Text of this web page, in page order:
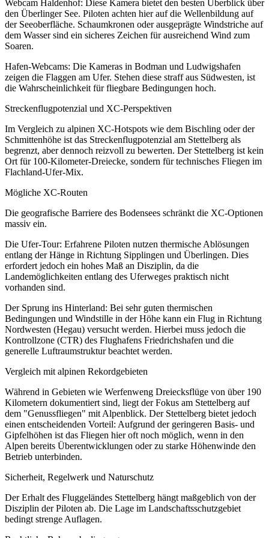
Webcam Haldenhof: Diese Kamera bietet den besten Überblick über
den Überlinger See. Piloten achten hier auf die Wellenbildung auf
der Seeoberfläche. Schaumkronen oder ausgeprägte Windstriche auf
dem Wasser sind ein sicheres Zeichen für ausreichend Wind zum
Soaren.
Hafen-Webcams: Die Kameras in Bodman und Ludwigshafen
zeigen die Flaggen am Ufer. Stehen diese straff aus Südwesten, ist
die Wahrscheinlichkeit für fliegbare Bedingungen hoch.
Streckenflugpotenzial und XC-Perspektiven
Im Vergleich zu alpinen XC-Hotspots wie dem Bischling oder der
Schmittenhöhe ist das Streckenflugpotenzial am Stettelberg als
begrenzt, aber dennoch reizvoll zu bewerten. Der Stettelberg ist kein
Ort für 100-Kilometer-Dreiecke, sondern für technisches Fliegen im
Flachland-Ufer-Mix.
Mögliche XC-Routen
Die geografische Barriere des Bodensees schränkt die XC-Optionen
massiv ein.
Die Ufer-Tour: Erfahrene Piloten nutzen thermische Ablösungen
entlang der Hänge in Richtung Sipplingen und Überlingen. Dies
erfordert jedoch ein hohes Maß an Disziplin, da die
Landemöglichkeiten entlang des Uferweges praktisch nicht
vorhanden sind.
Der Sprung ins Hinterland: Bei sehr guten thermischen
Bedingungen und Windstille in der Höhe kann ein Flug in Richtung
Nordwesten (Hegau) versucht werden. Hierbei muss jedoch die
Kontrollzone (CTR) des Flughafens Friedrichshafen und die
generelle Luftraumstruktur beachtet werden.
Vergleich mit alpinen Rekordgebieten
Während in Gebieten wie Werfenweng Dreiecksflüge von über 190
Kilometern dokumentiert sind, liegt der Fokus am Stettelberg auf
dem "Genussfliegen" mit Alpenblick. Der Stettelberg bietet jedoch
einen entscheidenden Vorteil: Aufgrund der geringeren Basis- und
Gipfelhöhen ist das Fliegen hier oft noch möglich, wenn in den
Alpen bereits Überentwicklungen oder zu starke Höhenwinde den
Betrieb unterbinden.
Sicherheit, Regelwerk und Naturschutz
Der Erhalt des Fluggeländes Stettelberg hängt maßgeblich von der
Disziplin der Piloten ab. Die Lage im Landschaftsschutzgebiet
bedingt strenge Auflagen.